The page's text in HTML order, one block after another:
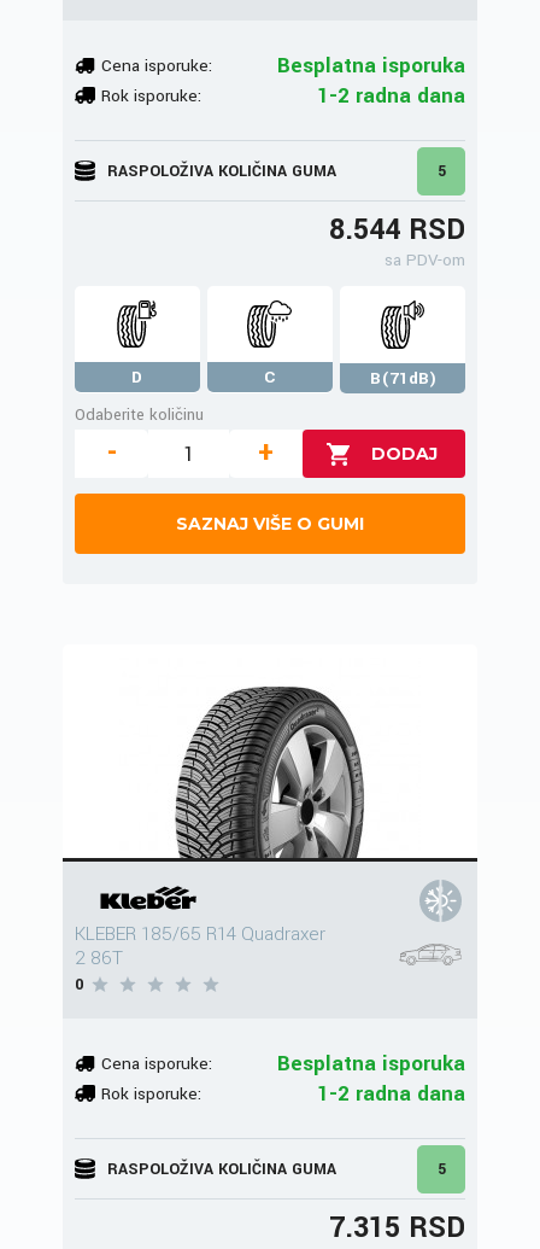
Cena isporuke: Besplatna isporuka
Rok isporuke: 1-2 radna dana
RASPOLOŽIVA KOLIČINA GUMA 5
8.544 RSD
sa PDV-om
D C
B(71dB)
Odaberite količinu
- +
SAZNAJ VIŠE O GUMI
KLEBER 185/65 R14 Quadraxer
2 86T
0
Cena isporuke: Besplatna isporuka
Rok isporuke: 1-2 radna dana
RASPOLOŽIVA KOLIČINA GUMA 5
7.315 RSD